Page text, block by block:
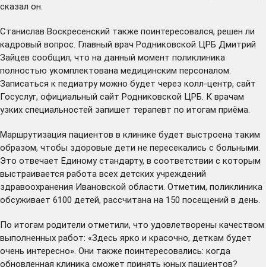
сказал он.
Станислав Воскресенский также поинтересовался, решен ли
кадровый вопрос. Главный врач Родниковской ЦРБ Дмитрий
Зайцев сообщил, что на данный момент поликлиника
полностью укомплектована медицинским персоналом.
Записаться к педиатру можно будет через колл-центр, сайт
Госуслуг, официальный сайт Родниковской ЦРБ. К врачам
узких специальностей запишет терапевт по итогам приёма.
Маршрутизация пациентов в клинике будет выстроена таким
образом, чтобы здоровые дети не пересекались с больными.
Это отвечает Единому стандарту, в соответствии с которым
выстраивается работа всех детских учреждений
здравоохранения Ивановской области. Отметим, поликлиника
обсуживает 6100 детей, рассчитана на 150 посещений в день.
По итогам родители отметили, что удовлетворены качеством
выполненных работ: «Здесь ярко и красочно, деткам будет
очень интересно». Они также поинтересовались: когда
обновленная клиника сможет принять юных пациентов?